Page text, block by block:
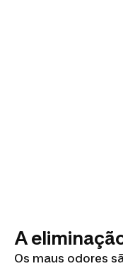
A
Os maus odores